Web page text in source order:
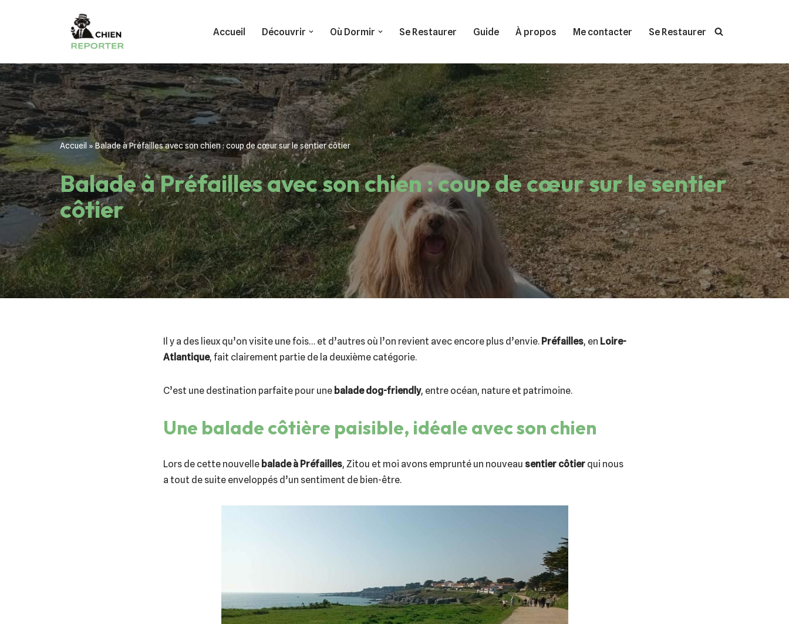
contenu
Accueil Découvrir Où Dormir Se Restaurer Guide À propos Me contacter Se Restaurer
Accueil »Balade à Préfailles avec son chien : coup de cœur sur le sentier côtier
Balade à Préfailles avec son chien : coup de cœur sur le sentier
côtier
Il y a des lieux qu’on visite une fois… et d’autres où l’on revient avec encore plus d’envie. Préfailles, en Loire-
Atlantique, fait clairement partie de la deuxième catégorie.
C’est une destination parfaite pour une balade dog-friendly, entre océan, nature et patrimoine.
Une balade côtière paisible, idéale avec son chien
Lors de cette nouvelle balade à Préfailles, Zitou et moi avons emprunté un nouveau sentier côtierqui nous
a tout de suite enveloppés d’un sentiment de bien-être.